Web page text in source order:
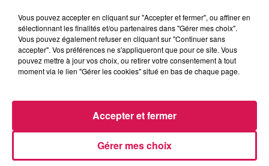
Vous pouvez accepter en cliquant sur "Accepter et fermer", ou affiner en
sélectionnant les finalités et/ou partenaires dans "Gérer mes choix".
Vous pouvez également refuser en cliquant sur "Continuer sans
accepter". Vos préférences ne s'appliqueront que pour ce site. Vous
pouvez mettre à jour vos choix, ou retirer votre consentement à tout
moment via le lien "Gérer les cookies" situé en bas de chaque page.
Gérer mes choix
Accepter et fermer